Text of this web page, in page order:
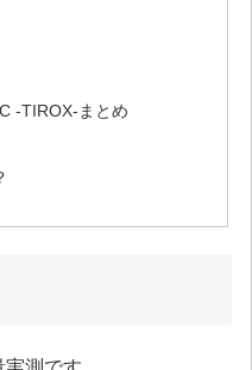
-TIROX-まとめ